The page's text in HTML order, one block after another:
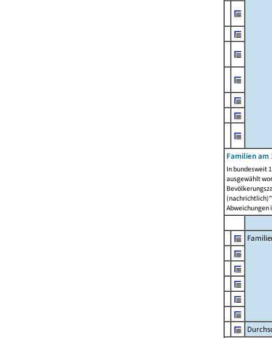
Familien am
In bundesweit
ausgewählt
Abweichungen